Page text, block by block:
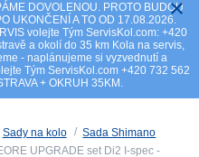
DOVOLENOU. PROTO BUDOU
UKONČENÍ A TO OD 17.08.2026.
volejte Tým ServisKol.com: +420
a okolí do 35 km Kola na servis,
- naplánujeme si vyzvednutí a
Tým ServisKol.com +420 732 562
+ OKRUH 35KM.
Sady na kolo
Sada Shimano
UPGRADE set Di2 I-spec -